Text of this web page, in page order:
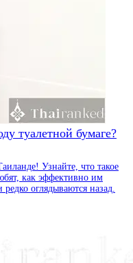
туалетной бумаге?
Узнайте, что такое
как эффективно им
оглядываются назад.